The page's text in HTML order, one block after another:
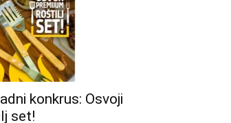
konkrus: Osvoji
set!